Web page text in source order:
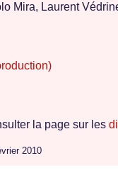
Mira, Laurent
la page sur les
2010